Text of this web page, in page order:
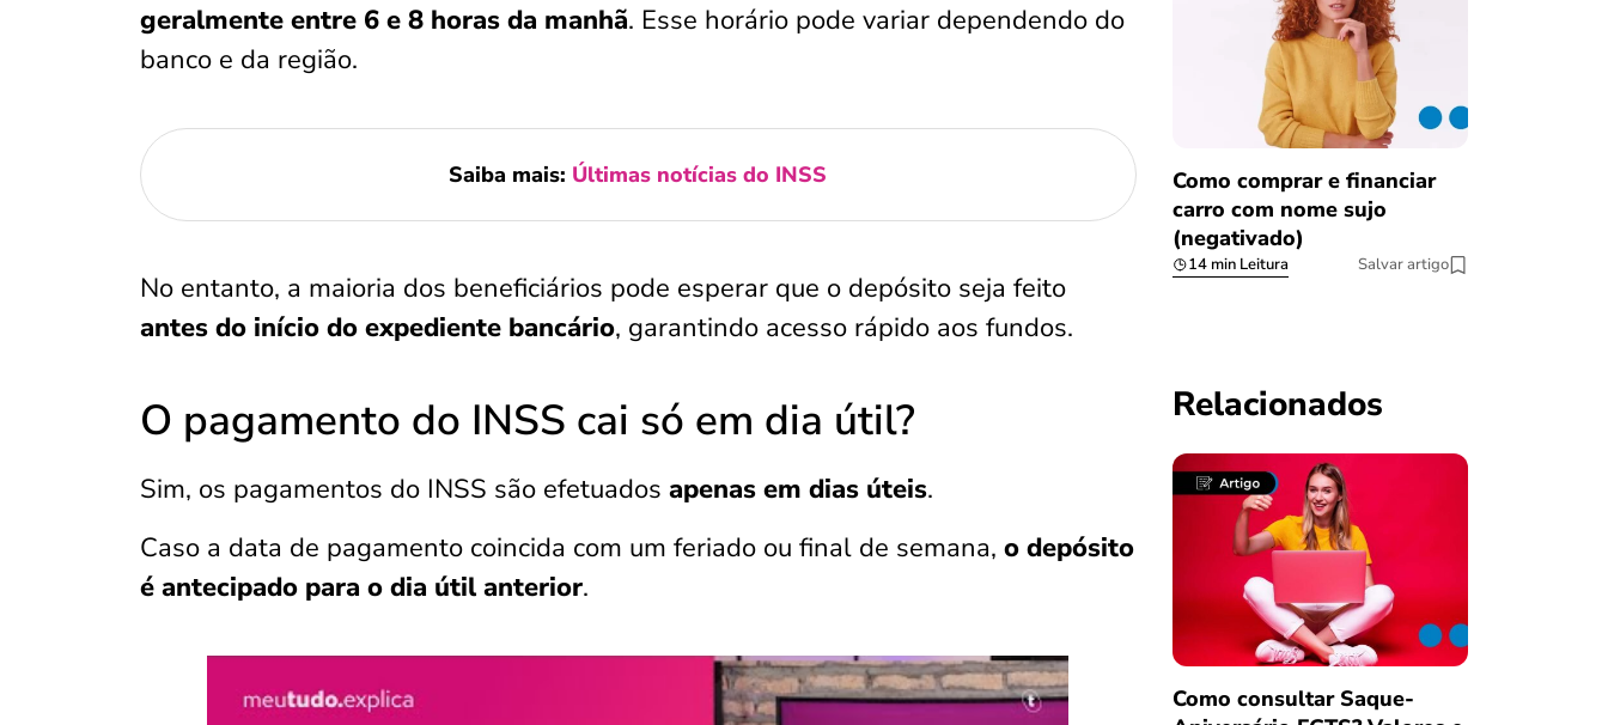
geralmente entre 6 e 8 horas da manhã. Esse horário pode variar dependendo do
banco e da região.
Saiba mais: Últimas notícias do INSS
No entanto, a maioria dos beneficiários pode esperar que o depósito seja feito
antes do início do expediente bancário, garantindo acesso rápido aos fundos.
O pagamento do INSS cai só em dia útil?
Sim, os pagamentos do INSS são efetuados apenas em dias úteis.
Caso a data de pagamento coincida com um feriado ou final de semana, o depósito
é antecipado para o dia útil anterior.
Como comprar e financiar
carro com nome sujo
(negativado)
14 min Leitura Salvar artigo
Relacionados
Como consultar Saque-